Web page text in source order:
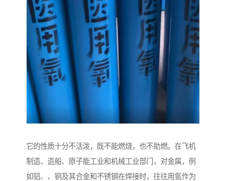
它的性质十分不活泼，既不能燃烧，也不助燃。在飞机
制造、造船、原子能工业和机械工业部门，对金属，例
如铝、、铜及其合金和不锈钢在焊接时，往往用氩作为